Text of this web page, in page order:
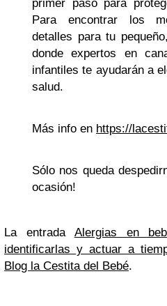
primer paso para
Para encontrar los
detalles para tu
donde expertos en
infantiles te ayudarán a
salud.
Más info en https://
Sólo nos queda
ocasión!
La entrada Alergias en
identificarlas y actuar a
Blog la Cestita del Bebé.